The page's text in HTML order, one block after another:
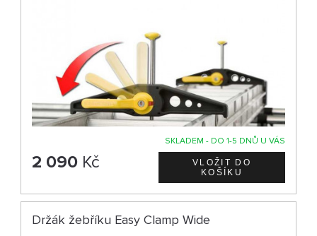
SKLADEM - DO 1-5 DNŮ U VÁS
2 090 Kč
Držák žebříku Easy Clamp Wide